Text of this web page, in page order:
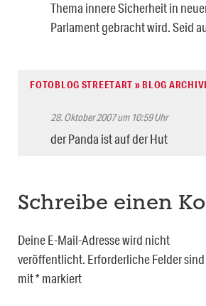
Thema innere Sicherheit in
Parlament gebracht wird. Seid
FOTOBLOG STREETART » BLOG
28. Oktober 2007 um 10:59 Uhr
der Panda ist auf der Hut
Schreibe einen
Deine E-Mail-Adresse wird nicht
veröffentlicht. Erforderliche Felder sind
mit*markiert